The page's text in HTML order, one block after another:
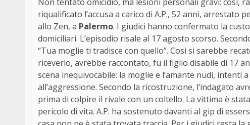
riqualificato l’accusa a carico di A.P., 52 anni,
allo Zen, a Palermo. I giudici hanno confermato la
domiciliari. L’episodio risale al 17 agosto scorso.
“Tua moglie ti tradisce con quello”. Così si sarebbe
riceverlo, avrebbe raccontato, fu il figlio disabile di 17
scena inequivocabile: la moglie e l’amante nudi,
all’aggressione. Secondo la ricostruzione, l’indagato
prima di colpire il rivale con un coltello. La vittima è
pericolo di vita. A.P. ha sostenuto davanti al gip di